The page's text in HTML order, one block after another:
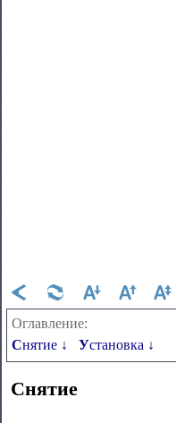
Оглавление:
Снятие ↓
Установка ↓
Снятие